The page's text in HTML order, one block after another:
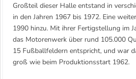
Großteil dieser Halle entstand in
in den Jahren 1967 bis 1972. Eine
1990 hinzu. Mit ihrer Fertigstellung im
das Motorenwerk über rund 105.000
15 Fußballfeldern entspricht, und war
groß wie beim Produktionsstart 1962.